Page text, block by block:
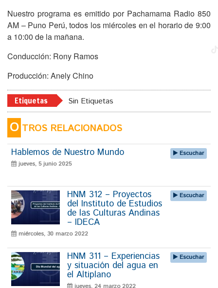
Nuestro programa es emitido por Pachamama Radio 850
AM – Puno Perú, todos los miércoles en el horario de 9:00
a 10:00 de la mañana.
Conducción: Rony Ramos
Producción: Anely Chino
Etiquetas Sin Etiquetas
O TROS RELACIONADOS
Hablemos de Nuestro Mundo
jueves, 5 junio 2025
Escuchar
HNM 312 – Proyectos
del Instituto de Estudios
de las Culturas Andinas
– IDECA
miércoles, 30 marzo 2022
Escuchar
HNM 311 – Experiencias
y situación del agua en
el Altiplano
jueves, 24 marzo 2022
Escuchar